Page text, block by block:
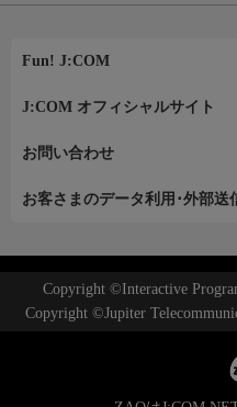
Fun! J:COM
J:COM オフィシャルサイト
お問い合わせ
お客さまのデータ利用･外部送
Copyright ©Interactive
Copyright ©Jupiter